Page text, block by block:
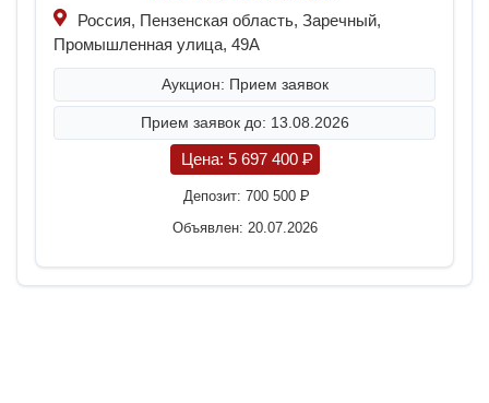
Россия, Пензенская область, Заречный,
Промышленная улица, 49А
Аукцион: Прием заявок
Прием заявок до: 13.08.2026
Цена: 5 697 400 P
Депозит: 700 500 P
Объявлен: 20.07.2026